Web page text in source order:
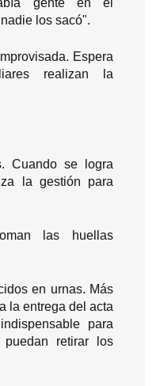
gente en el
los sacó".
Espera
realizan la
Cuando se logra
la gestión para
las huellas
en urnas. Más
la entrega del acta
para
retirar los